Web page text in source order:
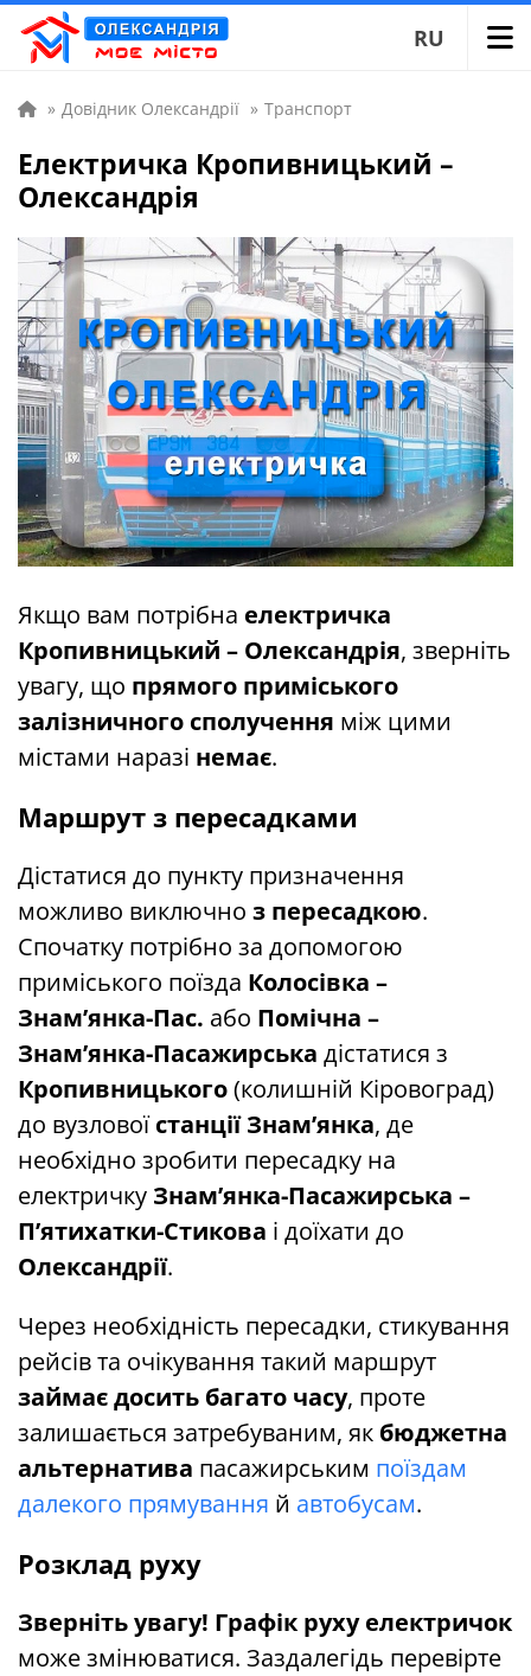
RU
» Довідник Олександрії » Транспорт
Електричка Кропивницький –
Олександрія
Якщо вам потрібна електричка
Кропивницький – Олександрія, зверніть
увагу, що прямого приміського
залізничного сполучення між цими
містами наразі немає.
Маршрут з пересадками
Дістатися до пункту призначення
можливо виключно з пересадкою.
Спочатку потрібно за допомогою
приміського поїзда Колосівка –
Знам’янка-Пас. або Помічна –
Знам’янка-Пасажирська дістатися з
Кропивницького(колишній Кіровоград)
до вузловоїстанції Знам’янка, де
необхідно зробити пересадку на
електричку Знам’янка-Пасажирська –
П’ятихатки-Стикова і доїхати до
Олександрії.
Через необхідність пересадки, стикування
рейсів та очікування такий маршрут
займає досить багато часу, проте
залишається затребуваним, як бюджетна
альтернатива пасажирським поїздам
далекого прямування й автобусам.
Розклад руху
Зверніть увагу! Графік руху електричок
може змінюватися. Заздалегідь перевірте